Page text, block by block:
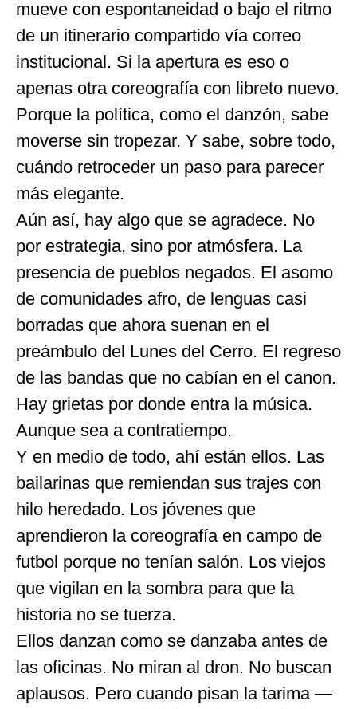
mueve con espontaneidad o bajo el ritmo
de un itinerario compartido vía correo
institucional. Si la apertura es eso o
apenas otra coreografía con libreto nuevo.
Porque la política, como el danzón, sabe
moverse sin tropezar. Y sabe, sobre todo,
cuándo retroceder un paso para parecer
más elegante.
Aún así, hay algo que se agradece. No
por estrategia, sino por atmósfera. La
presencia de pueblos negados. El asomo
de comunidades afro, de lenguas casi
borradas que ahora suenan en el
preámbulo del Lunes del Cerro. El regreso
de las bandas que no cabían en el canon.
Hay grietas por donde entra la música.
Aunque sea a contratiempo.
Y en medio de todo, ahí están ellos. Las
bailarinas que remiendan sus trajes con
hilo heredado. Los jóvenes que
aprendieron la coreografía en campo de
futbol porque no tenían salón. Los viejos
que vigilan en la sombra para que la
historia no se tuerza.
Ellos danzan como se danzaba antes de
las oficinas. No miran al dron. No buscan
aplausos. Pero cuando pisan la tarima —